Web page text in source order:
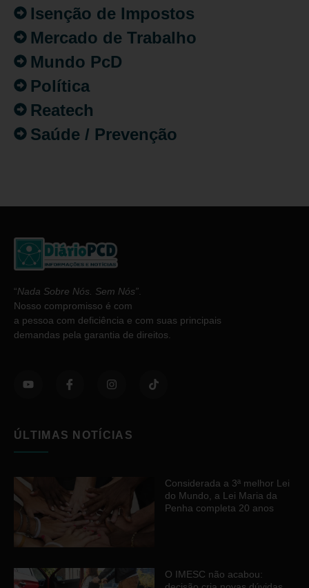
Isenção de Impostos
Mercado de Trabalho
Mundo PcD
Política
Reatech
Saúde / Prevenção
“Nada Sobre Nós. Sem Nós”.
Nosso compromisso é com
a pessoa com deficiência e com suas principais
demandas pela garantia de direitos.
ÚLTIMAS NOTÍCIAS
Considerada a 3ª melhor Lei
do Mundo, a Lei Maria da
Penha completa 20 anos
O IMESC não acabou: